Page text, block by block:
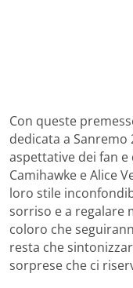
Con queste
dedicata a
aspettative dei fan
Camihawke e Alice
loro stile
sorriso e a regalare
coloro che
resta che
sorprese che ci